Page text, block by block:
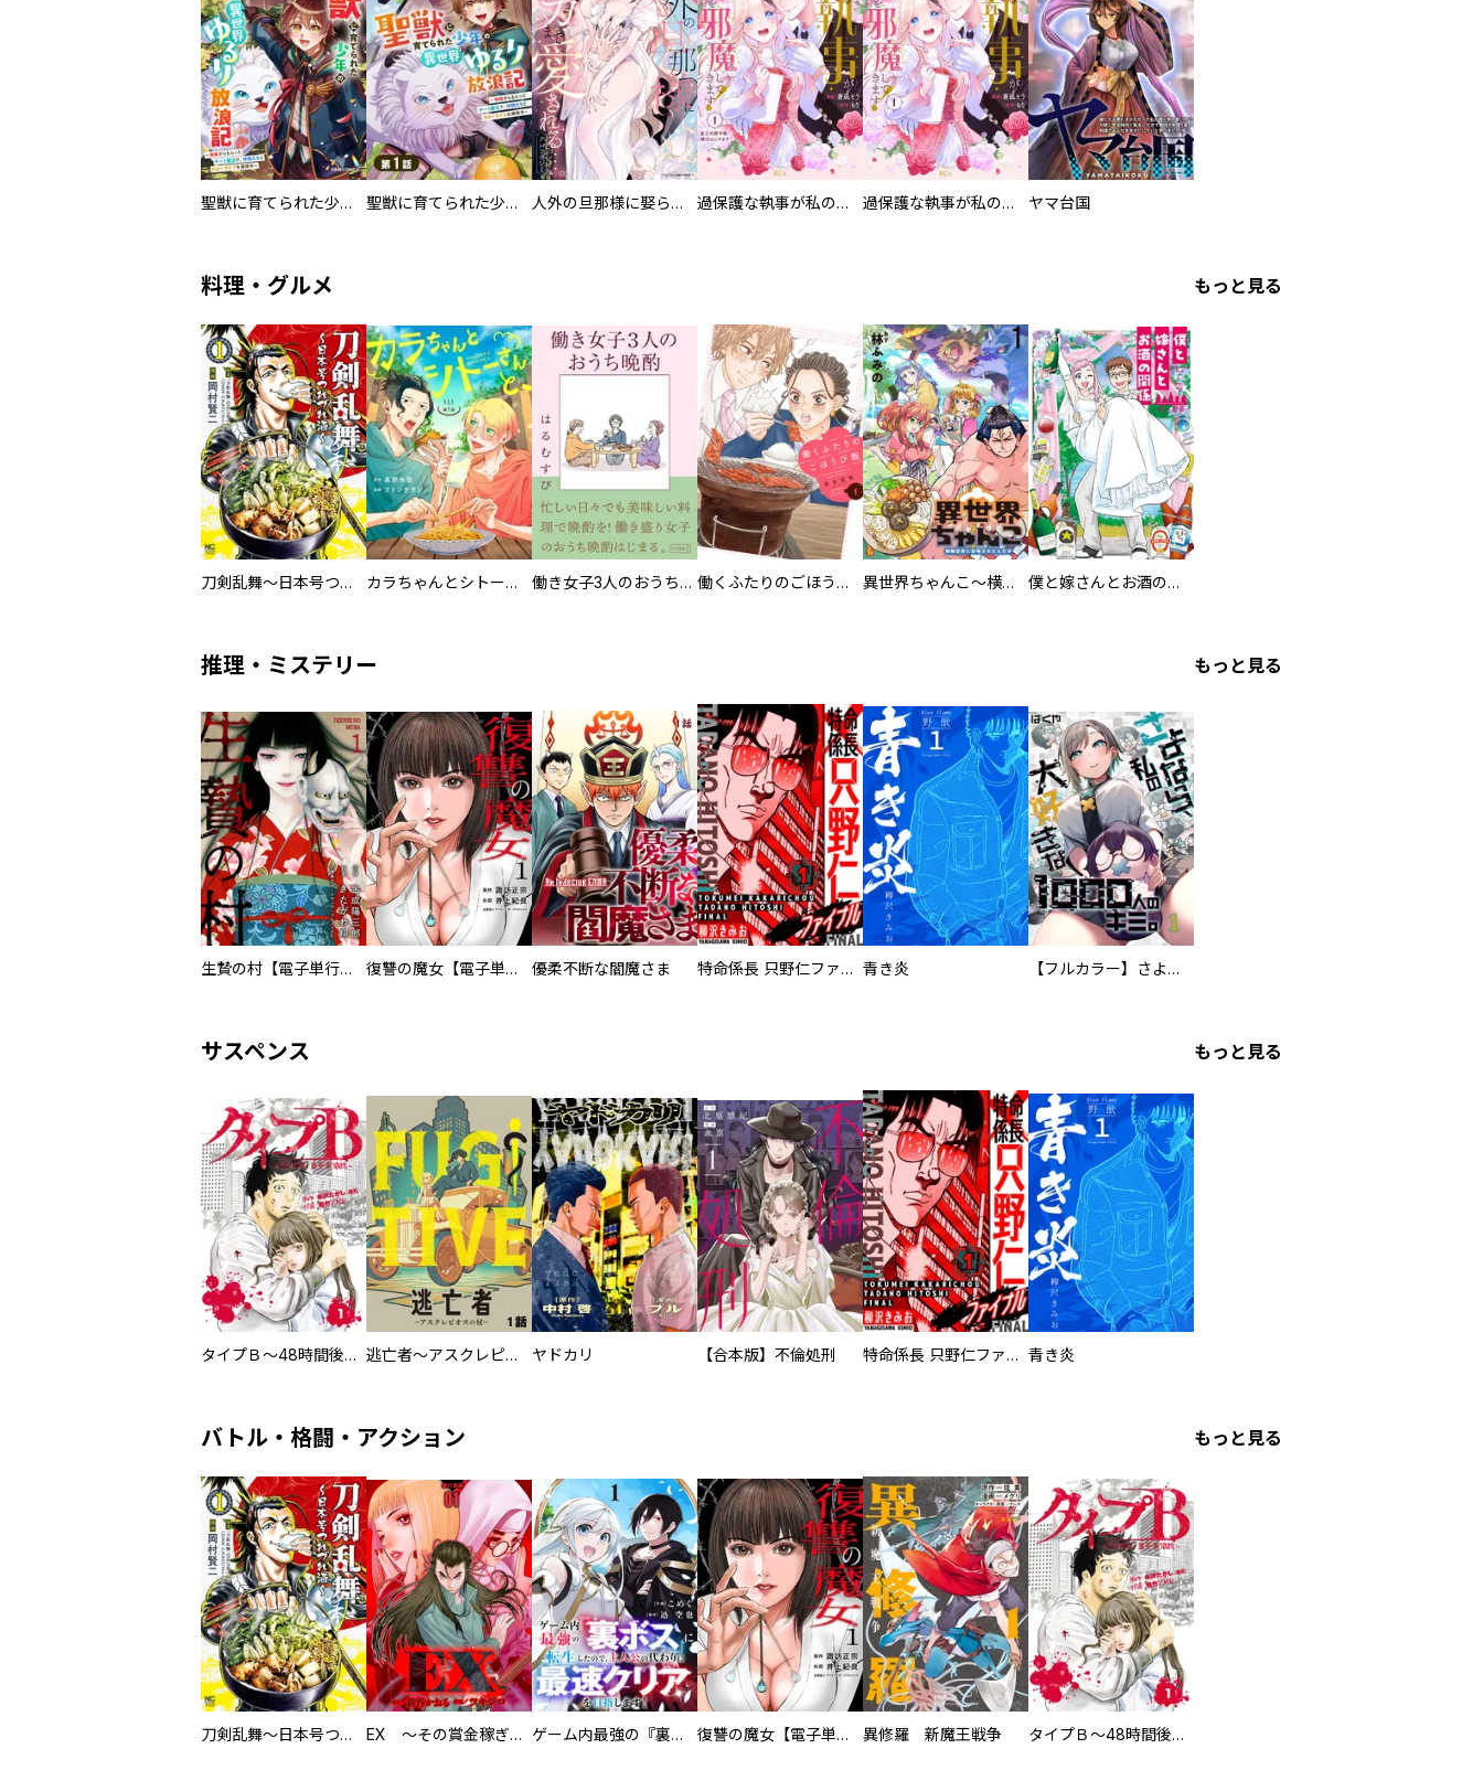
聖獣に育てられた少年の異世界ゆるり放浪記～神様からもらったチート魔法で、仲間たちとスローライフを満喫中～ 聖獣に育てられた少年の異世界ゆるり放浪記～神様からもらったチート魔法で、仲間たちとスローライフを満喫中～【分冊版】 人外の旦那様に娶られ毎晩ナカまで愛される…。アンソロジー 過保護な執事が私の婚活を邪魔してきます！ 分冊版 過保護な執事が私の婚活を邪魔してきます！ ヤマ台国
料理・グルメ もっと見る
刀剣乱舞～日本号つれづれ酒～ カラちゃんとシトーさんと、 【分冊版】 働き女子3人のおうち晩酌 働くふたりのごほうび飯 異世界ちゃんこ～横綱目前に召喚されたんだが～ 【連載版】 僕と嫁さんとお酒の関係
推理・ミステリー もっと見る
生贄の村【電子単行本版】 復讐の魔女【電子単行本版】 優柔不断な閻魔さま 特命係長 只野仁ファイナル 愛蔵版 青き炎 【フルカラー】さよなら、私の大好きな１０００人のキミ。
サスペンス もっと見る
タイプＢ～48時間後、致死率100％～【単話】 逃亡者～アスクレピオスの杖～ ヤドカリ 【合本版】不倫処刑 特命係長 只野仁ファイナル 愛蔵版 青き炎
バトル・格闘・アクション もっと見る
刀剣乱舞～日本号つれづれ酒～ EX ～その賞金稼ぎは、世界の出口を探す～【単行本版】 ゲーム内最強の『裏ボス』に転生したので、主人公の代わりに最速クリアを目指します！【電子単行本版】 復讐の魔女【電子単行本版】 異修羅 新魔王戦争 タイプＢ～48時間後、致死率100％～【単話】